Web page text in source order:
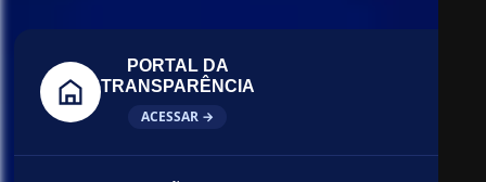
PORTAL DA
TRANSPARÊNCIA
ACESSAR →